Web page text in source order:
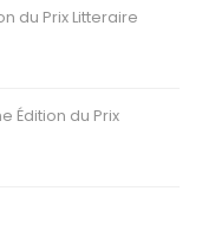
du Prix Litteraire
Édition du Prix